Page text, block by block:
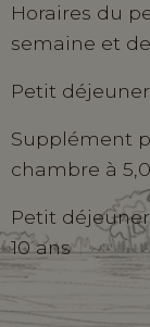
Horaires du
semaine et
Petit
Supplément
chambre à
Petit
10 ans